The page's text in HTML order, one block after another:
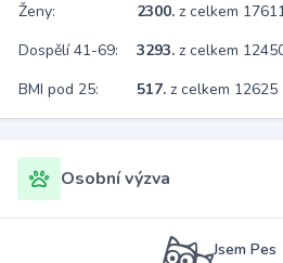
Ženy:
2300. z celkem
Dospělí 41-69:
3293. z celkem
BMI pod 25:
517. z celkem 12625
Osobní výzva
Jsem Pes